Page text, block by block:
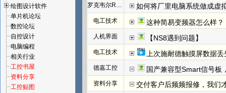
绘图设计软件
单片机论坛
数控论坛
自控设计
电脑编程
相关行业
工控书屋
资料分享
工控贴图
罗克韦尔Rockwell(AB) 如何将厂里电脑系统做成虚
电工技术 这种简易变频器怎么样？
人机界面 【NS8遇到问题】
电工技术 上次施耐德触摸屏数据丢
德嘉工控 国产兼容型Smart信号板，通
资料分享 交付客户后频频报修，我们才